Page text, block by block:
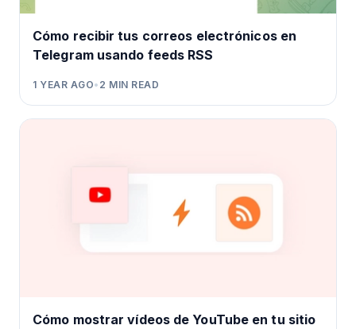
Cómo recibir tus correos electrónicos en
Telegram usando feeds RSS
1 YEAR AGO• 2 MIN READ
Cómo mostrar vídeos de YouTube en tu sitio